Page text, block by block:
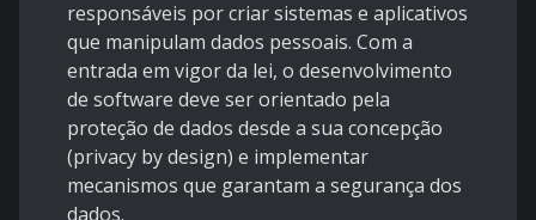
responsáveis por criar sistemas e aplicativos
que manipulam dados pessoais. Com a
entrada em vigor da lei, o desenvolvimento
de software deve ser orientado pela
proteção de dados desde a sua concepção
(privacy by design) e implementar
mecanismos que garantam a segurança dos
dados.